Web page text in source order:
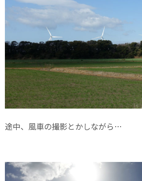
途中、風車の撮影とかしながら…